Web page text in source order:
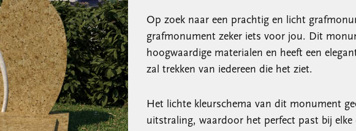
Op zoek naar een prachtig en licht
grafmonument zeker iets voor jou. Dit
hoogwaardige materialen en heeft een
zal trekken van iedereen die het ziet.
Het lichte kleurschema van dit monument
uitstraling, waardoor het perfect past bij